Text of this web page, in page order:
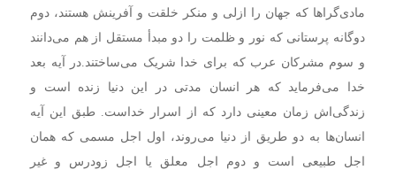
مادی‌گراها که جهان را ازلی و منکر خلقت و آفرینش هستند، دوم
دوگانه پرستانی که نور و ظلمت را دو مبدأ مستقل از هم می‌دانند
و سوم مشرکان عرب که برای خدا شریک می‌ساختند.در آیه بعد
خدا می‌فرماید که هر انسان مدتی در این دنیا زنده است و
زندگی‌اش زمان معینی دارد که از اسرار خداست. طبق این آیه
انسان‌ها به دو طریق از دنیا می‌روند، اول اجل مسمی که همان
اجل طبیعی است و دوم اجل معلق یا اجل زودرس و غیر